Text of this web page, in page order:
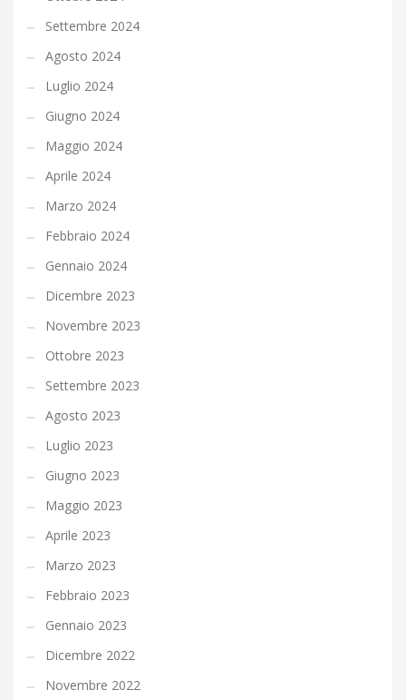
Settembre 2024
Agosto 2024
Luglio 2024
Giugno 2024
Maggio 2024
Aprile 2024
Marzo 2024
Febbraio 2024
Gennaio 2024
Dicembre 2023
Novembre 2023
Ottobre 2023
Settembre 2023
Agosto 2023
Luglio 2023
Giugno 2023
Maggio 2023
Aprile 2023
Marzo 2023
Febbraio 2023
Gennaio 2023
Dicembre 2022
Novembre 2022